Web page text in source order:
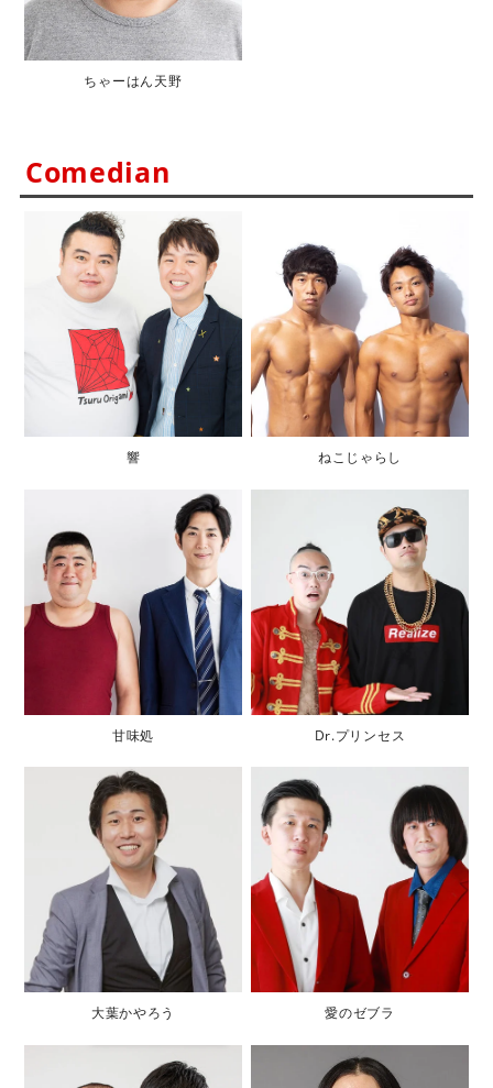
ちゃーはん天野
Comedian
響 ねこじゃらし
甘味処 Dr.プリンセス
大葉かやろう 愛のゼブラ